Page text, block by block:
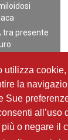
utilizza
la
Sue
all’uso
o negare il
tra presente
di percorsi
up
per
e
presa in